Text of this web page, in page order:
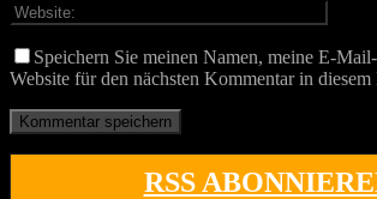
Speichern Sie meinen Namen, meine E-
Website für den nächsten Kommentar in diesem
RSS